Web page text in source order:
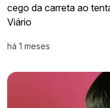
cego da carreta ao
Viário
há 1 meses